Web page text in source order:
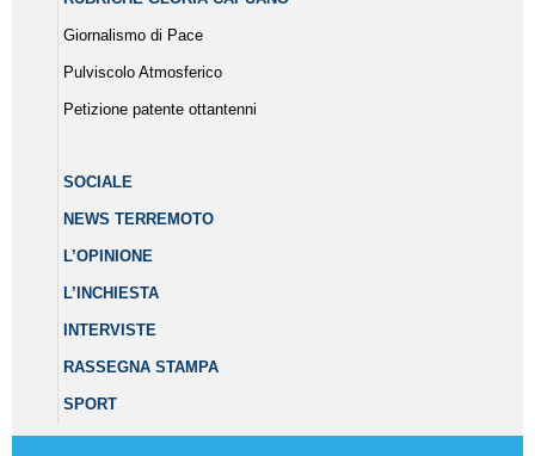
Giornalismo di Pace
Pulviscolo Atmosferico
Petizione patente ottantenni
SOCIALE
NEWS TERREMOTO
L’OPINIONE
L’INCHIESTA
INTERVISTE
RASSEGNA STAMPA
SPORT